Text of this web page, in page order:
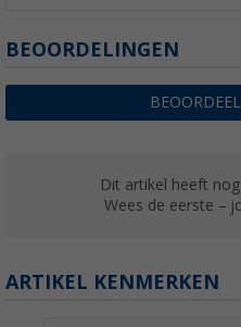
BEOORDELINGEN
Dit artikel heeft
Wees de eerste –
ARTIKEL KENMERKEN